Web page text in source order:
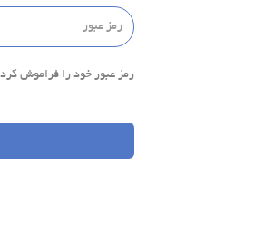
رمز عبور خود را فراموش